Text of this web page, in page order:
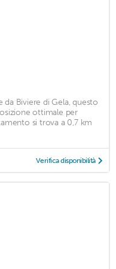
Biviere di Gela, questo
ottimale per
si trova a 0,7 km
Verifica disponibilità